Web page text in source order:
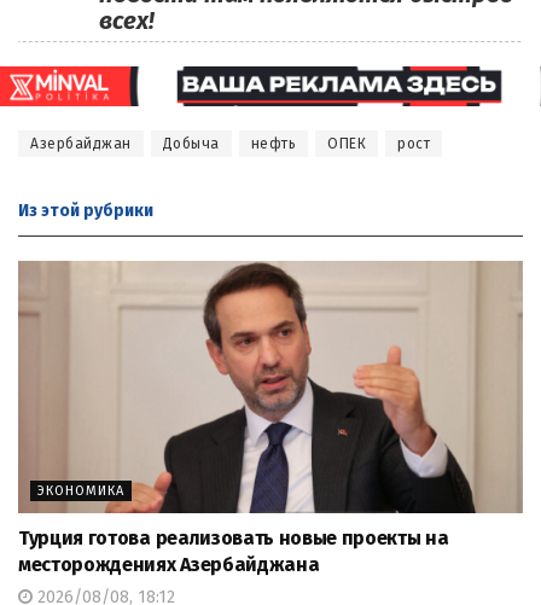
всех!
Азербайджан Добыча нефть ОПЕК рост
Из этой рубрики
ЭКОНОМИКА
Турция готова реализовать новые проекты на
месторождениях Азербайджана
2026/08/08, 18:12